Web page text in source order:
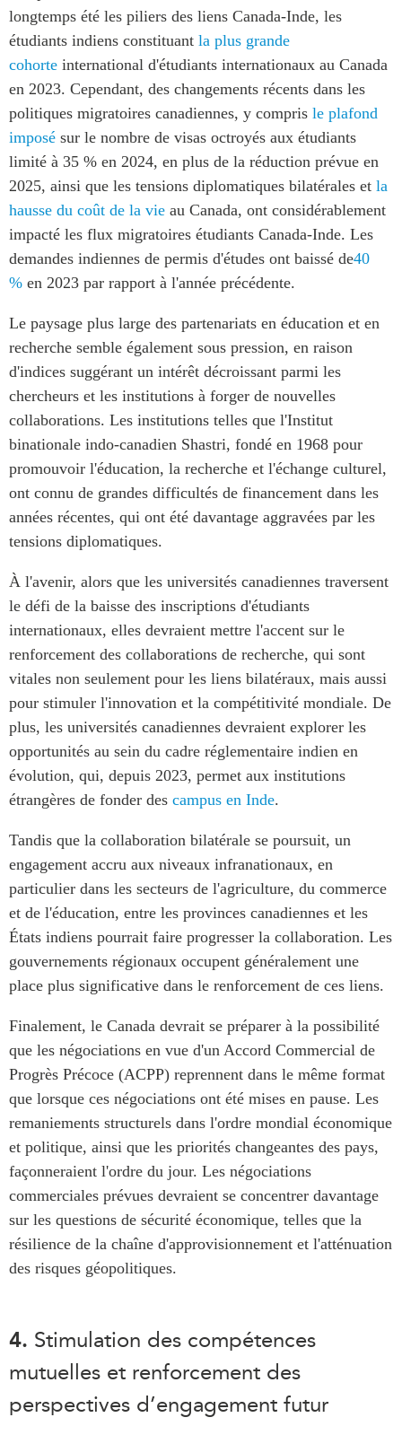
longtemps été les piliers des liens Canada-Inde, les
étudiants indiens constituant la plus grande
cohorte international d'étudiants internationaux au Canada
en 2023. Cependant, des changements récents dans les
politiques migratoires canadiennes, y compris le plafond
imposé sur le nombre de visas octroyés aux étudiants
limité à 35 % en 2024, en plus de la réduction prévue en
2025, ainsi que les tensions diplomatiques bilatérales et la
hausse du coût de la vie au Canada, ont considérablement
impacté les flux migratoires étudiants Canada-Inde. Les
demandes indiennes de permis d'études ont baissé de40
% en 2023 par rapport à l'année précédente.
Le paysage plus large des partenariats en éducation et en
recherche semble également sous pression, en raison
d'indices suggérant un intérêt décroissant parmi les
chercheurs et les institutions à forger de nouvelles
collaborations. Les institutions telles que l'Institut
binationale indo-canadien Shastri, fondé en 1968 pour
promouvoir l'éducation, la recherche et l'échange culturel,
ont connu de grandes difficultés de financement dans les
années récentes, qui ont été davantage aggravées par les
tensions diplomatiques.
À l'avenir, alors que les universités canadiennes traversent
le défi de la baisse des inscriptions d'étudiants
internationaux, elles devraient mettre l'accent sur le
renforcement des collaborations de recherche, qui sont
vitales non seulement pour les liens bilatéraux, mais aussi
pour stimuler l'innovation et la compétitivité mondiale. De
plus, les universités canadiennes devraient explorer les
opportunités au sein du cadre réglementaire indien en
évolution, qui, depuis 2023, permet aux institutions
étrangères de fonder des campus en Inde.
Tandis que la collaboration bilatérale se poursuit, un
engagement accru aux niveaux infranationaux, en
particulier dans les secteurs de l'agriculture, du commerce
et de l'éducation, entre les provinces canadiennes et les
États indiens pourrait faire progresser la collaboration. Les
gouvernements régionaux occupent généralement une
place plus significative dans le renforcement de ces liens.
Finalement, le Canada devrait se préparer à la possibilité
que les négociations en vue d'un Accord Commercial de
Progrès Précoce (ACPP) reprennent dans le même format
que lorsque ces négociations ont été mises en pause. Les
remaniements structurels dans l'ordre mondial économique
et politique, ainsi que les priorités changeantes des pays,
façonneraient l'ordre du jour. Les négociations
commerciales prévues devraient se concentrer davantage
sur les questions de sécurité économique, telles que la
résilience de la chaîne d'approvisionnement et l'atténuation
des risques géopolitiques.
4. Stimulation des compétences
mutuelles et renforcement des
perspectives d’engagement futur